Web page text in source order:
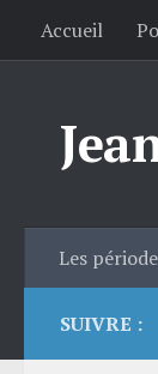
Skip to
Accueil
Les
SUIVRE :